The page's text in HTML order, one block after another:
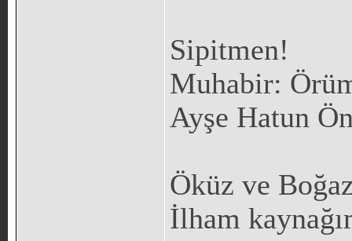
Sipitmen!
Muhabir:
Ayşe Hatun
Öküz ve
İlham